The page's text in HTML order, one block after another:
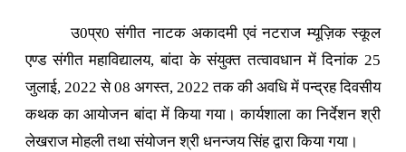
उ0प्र0 संगीत नाटक अकादमी एवं नटराज म्यूज़िक स्कूल
एण्ड संगीत महाविद्यालय, बांदा के संयुक्त तत्वावधान में दिनांक 25
जुलाई, 2022 से 08 अगस्त, 2022 तक की अवधि में पन्द्रह दिवसीय
कथक का आयोजन बांदा में किया गया। कार्यशाला का निर्देशन श्री
लेखराज मोहली तथा संयोजन श्री धनन्जय सिंह द्वारा किया गया।